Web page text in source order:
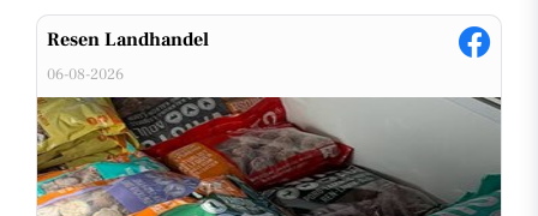
Resen Landhandel
06-08-2026